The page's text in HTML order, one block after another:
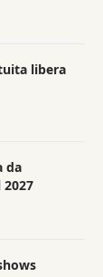
libera
da